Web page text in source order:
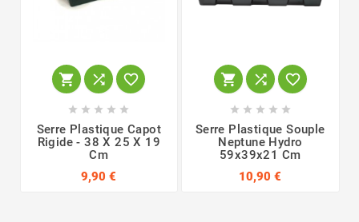
  
    
Serre Plastique Capot
Rigide - 38 X 25 X 19
Cm
9,90 €
  
    
Serre Plastique Souple
Neptune Hydro
59x39x21 Cm
10,90 €